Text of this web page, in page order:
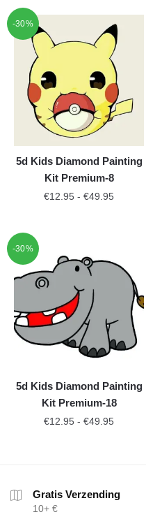
-30%
5d Kids Diamond Painting
Kit Premium-8
€12.95 - €49.95
-30%
5d Kids Diamond Painting
Kit Premium-18
€12.95 - €49.95
Gratis Verzending
10+ €